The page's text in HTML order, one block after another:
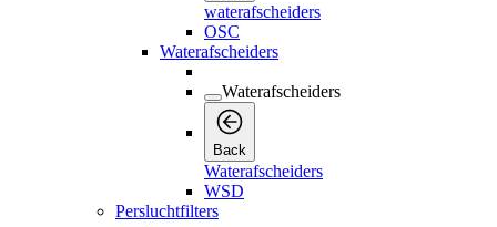
waterafscheiders
OSC
Waterafscheiders
Waterafscheiders
Back
Waterafscheiders
WSD
Persluchtfilters